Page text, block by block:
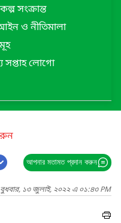
সংক্রান্ত
ও নীতিমালা
সপ্তাহ লোগো
আপনার মতামত প্রদান করুন
বুধবার, ১৩ জুলাই, ২০২২ এ ০১:৪৩ PM